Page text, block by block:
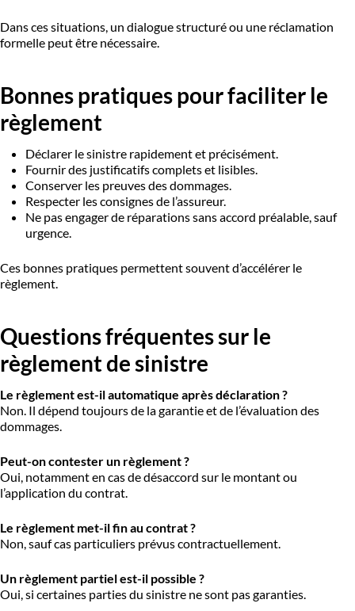
Dans ces situations, un dialogue structuré ou une réclamation
formelle peut être nécessaire.
Bonnes pratiques pour faciliter le
règlement
Déclarer le sinistre rapidement et précisément.
Fournir des justificatifs complets et lisibles.
Conserver les preuves des dommages.
Respecter les consignes de l’assureur.
Ne pas engager de réparations sans accord préalable, sauf
urgence.
Ces bonnes pratiques permettent souvent d’accélérer le
règlement.
Questions fréquentes sur le
règlement de sinistre
Le règlement est-il automatique après déclaration ?
Non. Il dépend toujours de la garantie et de l’évaluation des
dommages.
Peut-on contester un règlement ?
Oui, notamment en cas de désaccord sur le montant ou
l’application du contrat.
Le règlement met-il fin au contrat ?
Non, sauf cas particuliers prévus contractuellement.
Un règlement partiel est-il possible ?
Oui, si certaines parties du sinistre ne sont pas garanties.